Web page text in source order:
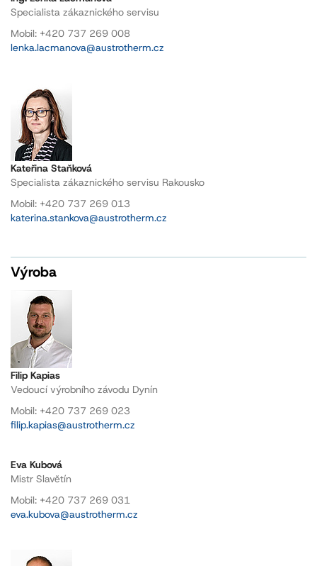
Specialista zákaznického servisu
Mobil: +420 737 269 008
lenka.lacmanova@austrotherm.cz
Kateřina Staňková
Specialista zákaznického servisu Rakousko
Mobil: +420 737 269 013
katerina.stankova@austrotherm.cz
Výroba
Filip Kapias
Vedoucí výrobního závodu Dynín
Mobil: +420 737 269 023
filip.kapias@austrotherm.cz
Eva Kubová
Mistr Slavětín
Mobil: +420 737 269 031
eva.kubova@austrotherm.cz